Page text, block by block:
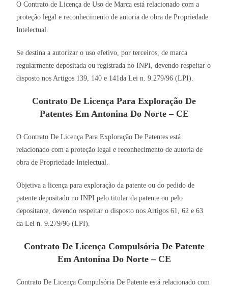
O Contrato de Licença de Uso de Marca está relacionado com a
proteção legal e reconhecimento de autoria de obra de Propriedade
Intelectual.
Se destina a autorizar o uso efetivo, por terceiros, de marca
regularmente depositada ou registrada no INPI, devendo respeitar o
disposto nos Artigos 139, 140 e 141da Lei n. 9.279/96 (LPI).
Contrato De Licença Para Exploração De
Patentes Em Antonina Do Norte – CE
O Contrato De Licença Para Exploração De Patentes está
relacionado com a proteção legal e reconhecimento de autoria de
obra de Propriedade Intelectual.
Objetiva a licença para exploração da patente ou do pedido de
patente depositado no INPI pelo titular da patente ou pelo
depositante, devendo respeitar o disposto nos Artigos 61, 62 e 63
da Lei n. 9.279/96 (LPI).
Contrato De Licença Compulsória De Patente
Em Antonina Do Norte – CE
Contrato De Licença Compulsória De Patente está relacionado com